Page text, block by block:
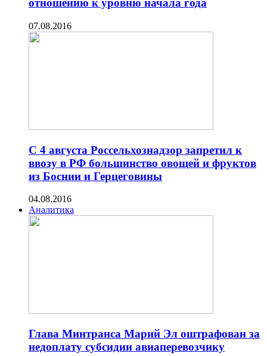
отношению к уровню начала года
07.08.2016
C 4 августа Россельхознадзор запретил к
ввозу в РФ большинство овощей и фруктов
из Боснии и Герцеговины
04.08.2016
Аналитика
Глава Минтранса Марий Эл оштрафован за
недоплату субсидии авиаперевозчику